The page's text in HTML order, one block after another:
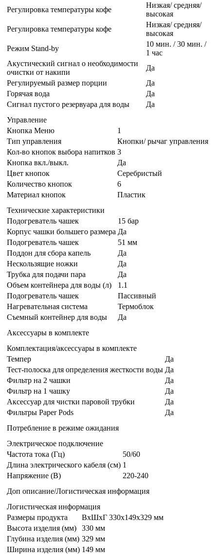
Регулировка температуры кофе
Низкая/ средняя/
высокая
Регулировка температуры кофе
Низкая/ средняя/
высокая
Режим Stand-by
10 мин. / 30 мин. /
1 час
Акустический сигнал о необходимости
очистки от накипи
Да
Регулируемый размер порции
Да
Горячая вода
Да
Сигнал пустого резервуара для воды
Да
Управление
Кнопка Меню
1
Тип управления
Кнопки/ рычаг управления
Кол-во кнопок выбора напитков 3
Кнопка вкл./выкл.
Да
Цвет кнопок
Серебристый
Количество кнопок
6
Материал кнопок
Пластик
Технические характеристики
Подогреватель чашек
15 бар
Корпус чашки большего размера Да
Подогреватель чашек
51 мм
Поддон для сбора капель
Да
Нескользящие ножки
Да
Трубка для подачи пара
Да
Объем контейнера для воды (л)
1.1
Подогреватель чашек
Пассивный
Нагревательная система
Термоблок
Съемный контейнер для воды
Да
Аксессуары в комплекте
Комплектация/аксессуары в комплекте
Темпер
Да
Тест-полоска для определения жесткости воды Да
Фильтр на 2 чашки
Да
Фильтр на 1 чашку
Да
Аксессуар для чистки паровой трубки
Да
Фильтры Paper Pods
Да
Потребление в режиме ожидания
Электрическое подключение
Частота тока (Гц)
50/60
Длина электрического кабеля (см) 1
Напряжение (В)
220-240
Доп описание/Логистическая информация
Логистическая информация
Размеры продукта
ВxШxГ 330x149x329 мм
Высота изделия (мм)
330 мм
Глубина изделия (мм) 329 мм
Ширина изделия (мм) 149 мм